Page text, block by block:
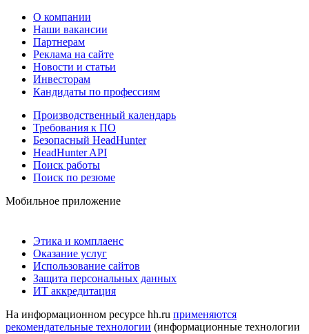
О компании
Наши вакансии
Партнерам
Реклама на сайте
Новости и статьи
Инвесторам
Кандидаты по профессиям
Производственный календарь
Требования к ПО
Безопасный HeadHunter
HeadHunter API
Поиск работы
Поиск по резюме
Мобильное приложение
Этика и комплаенс
Оказание услуг
Использование сайтов
Защита персональных данных
ИТ аккредитация
На информационном ресурсе hh.ru применяются
рекомендательные технологии (информационные технологии